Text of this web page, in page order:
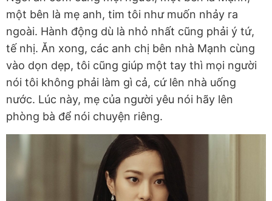
một bên là mẹ anh, tim tôi như muốn nhảy ra
ngoài. Hành động dù là nhỏ nhất cũng phải ý tứ,
tế nhị. Ăn xong, các anh chị bên nhà Mạnh cùng
vào dọn dẹp, tôi cũng giúp một tay thì mọi người
nói tôi không phải làm gì cả, cứ lên nhà uống
nước. Lúc này, mẹ của người yêu nói hãy lên
phòng bà để nói chuyện riêng.